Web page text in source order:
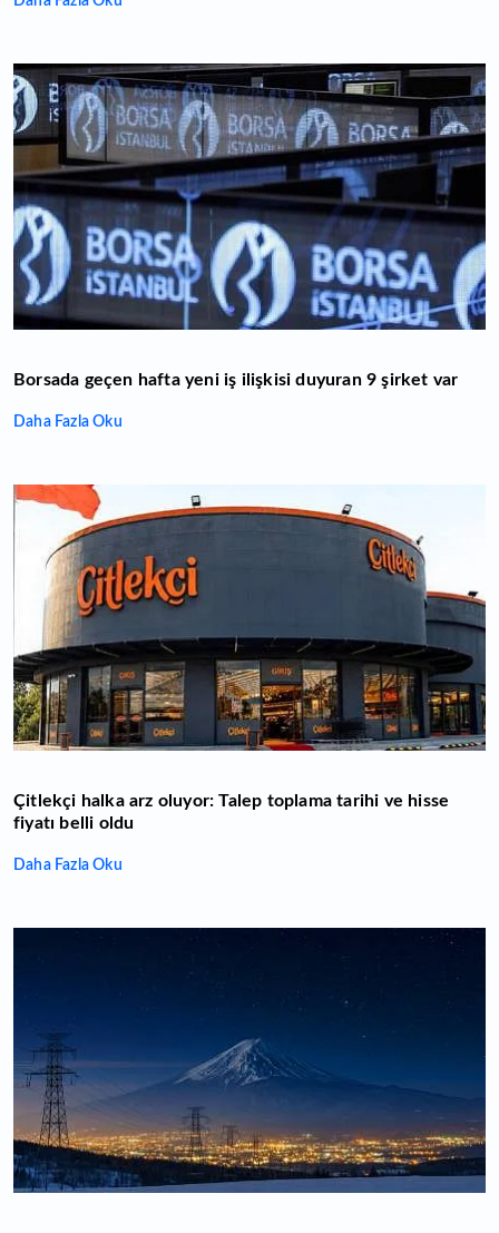
Borsada geçen hafta yeni iş ilişkisi duyuran 9 şirket var
Daha Fazla Oku
Çitlekçi halka arz oluyor: Talep toplama tarihi ve hisse
fiyatı belli oldu
Daha Fazla Oku